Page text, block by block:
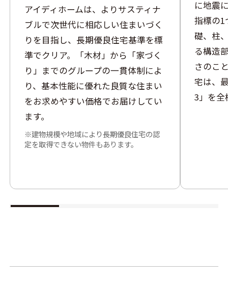
アイディホームは、よりサスティナ
ブルで次世代に相応しい住まいづく
りを目指し、長期優良住宅基準を標
準でクリア。「木材」から「家づく
り」までのグループの一貫体制によ
り、基本性能に優れた良質な住まい
をお求めやすい価格でお届けしてい
ます。
建物規模や地域により長期優良住宅の認
定を取得できない物件もあります。
に地震
指標の1
礎、柱
る構造
さのこ
宅は、
3」を全